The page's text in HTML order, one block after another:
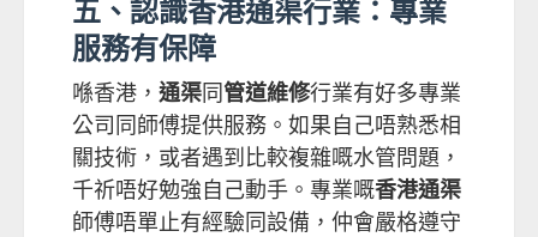
服務有保障
喺香港， 通渠同管道維修行業有好多專業
公司同師傅提供服務。如果自己唔熟悉相
關技術，或者遇到比較複雜嘅水管問題，
千祈唔好勉強自己動手。專業嘅香港通渠
師傅唔單止有經驗同設備，仲會嚴格遵守